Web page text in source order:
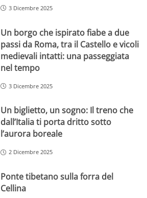
3 Dicembre 2025
Un borgo che ispirato fiabe a due
passi da Roma, tra il Castello e vicoli
medievali intatti: una passeggiata
nel tempo
3 Dicembre 2025
Un biglietto, un sogno: Il treno che
dall’Italia ti porta dritto sotto
l’aurora boreale
2 Dicembre 2025
Ponte tibetano sulla forra del
Cellina